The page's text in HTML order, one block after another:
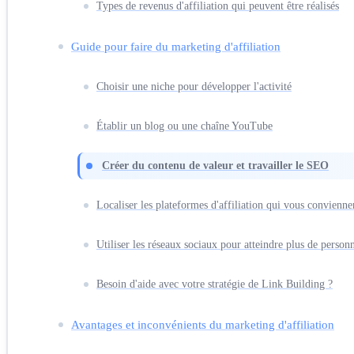
Types de revenus d'affiliation qui peuvent être réalisés
Guide pour faire du marketing d'affiliation
Choisir une niche pour développer l'activité
Établir un blog ou une chaîne YouTube
Créer du contenu de valeur et travailler le SEO
Localiser les plateformes d'affiliation qui vous
Utiliser les réseaux sociaux pour atteindre plus de
Besoin d'aide avec votre stratégie de Link Building ?
Avantages et inconvénients du marketing d'affiliation